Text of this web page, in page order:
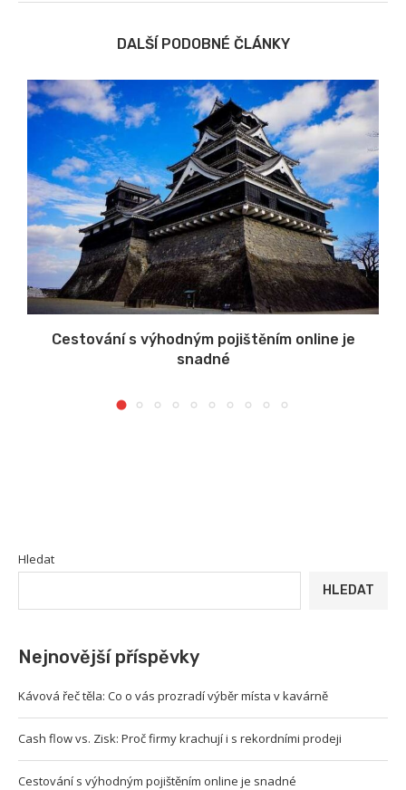
DALŠÍ PODOBNÉ ČLÁNKY
Cestování s výhodným pojištěním online je
snadné
Hledat
HLEDAT
Nejnovější příspěvky
Kávová řeč těla: Co o vás prozradí výběr místa v kavárně
Cash flow vs. Zisk: Proč firmy krachují i s rekordními prodeji
Cestování s výhodným pojištěním online je snadné